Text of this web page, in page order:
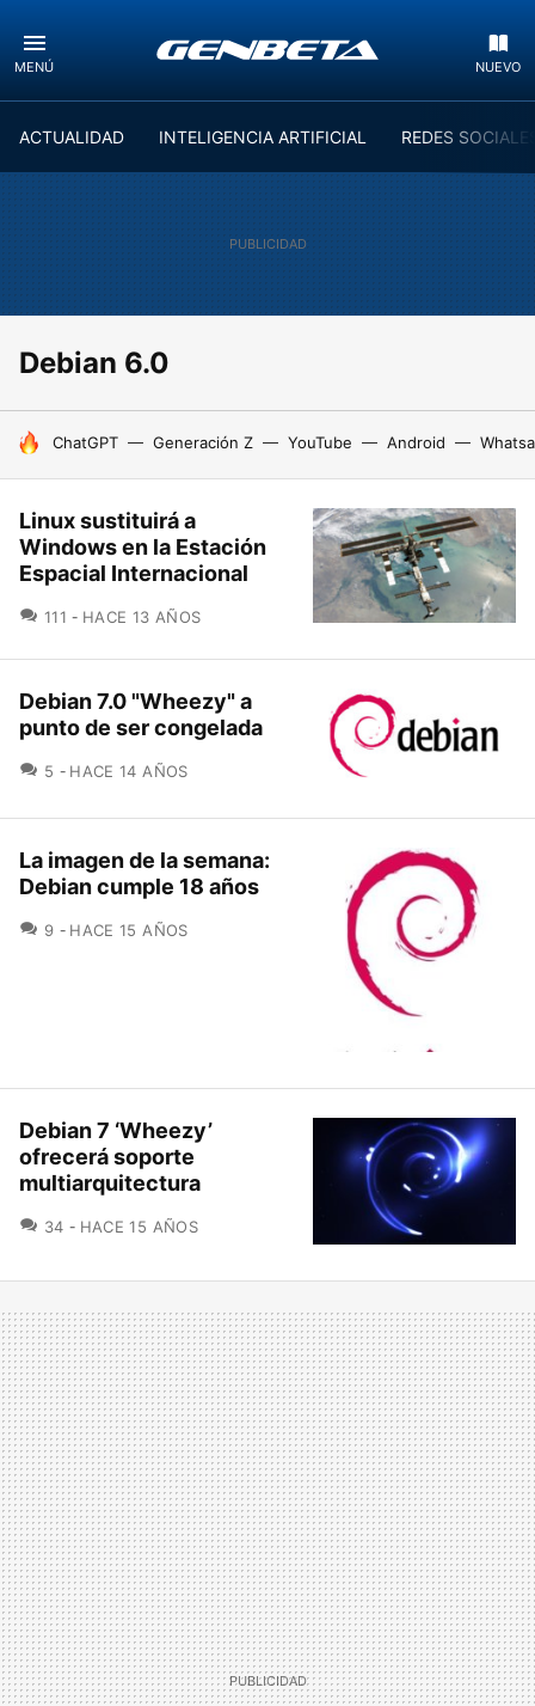
MENÚ NUEVO
ACTUALIDAD INTELIGENCIA ARTIFICIAL REDES
Debian 6.0
HOY SE HABLA DE
ChatGPT Generación Z YouTube Android
Linux sustituirá a
Windows en la Estación
Espacial Internacional
111 COMENTARIOS
HACE 13 AÑOS
Debian 7.0 "Wheezy" a
punto de ser congelada
5 COMENTARIOS
HACE 14 AÑOS
La imagen de la semana:
Debian cumple 18 años
9 COMENTARIOS
HACE 15 AÑOS
Debian 7 ‘Wheezy’
ofrecerá soporte
multiarquitectura
34 COMENTARIOS
HACE 15 AÑOS